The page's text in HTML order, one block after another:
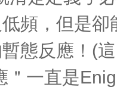
頻，但是
態反應！(
＂一直是